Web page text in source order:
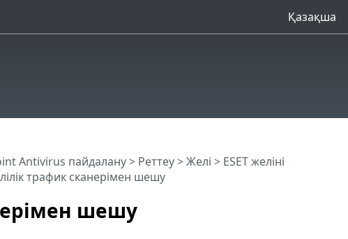
Қазақша
шешу
Antivirus пайдалану> Реттеу>Желі > ESET желіні
трафик сканерімен шешу